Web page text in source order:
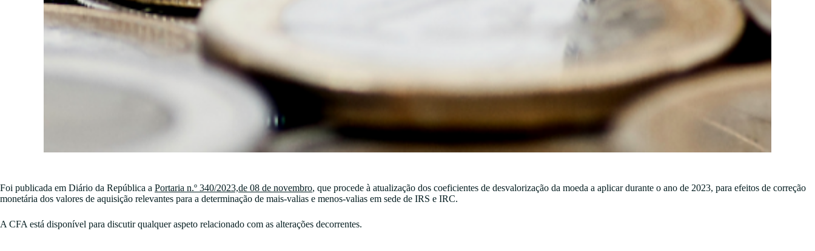
Foi publicada em Diário da República a Portaria n.º 340/2023,de 08 de novembro, que procede à atualização dos coeficientes de desvalorização da moeda a aplicar durante o ano de 2023, para efeitos de correção
monetária dos valores de aquisição relevantes para a determinação de mais-valias e menos-valias em sede de IRS e IRC.
A CFA está disponível para discutir qualquer aspeto relacionado com as alterações decorrentes.